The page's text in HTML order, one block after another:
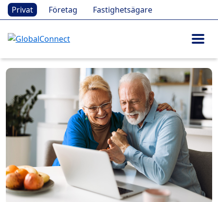
Privat Företag Fastighetsägare